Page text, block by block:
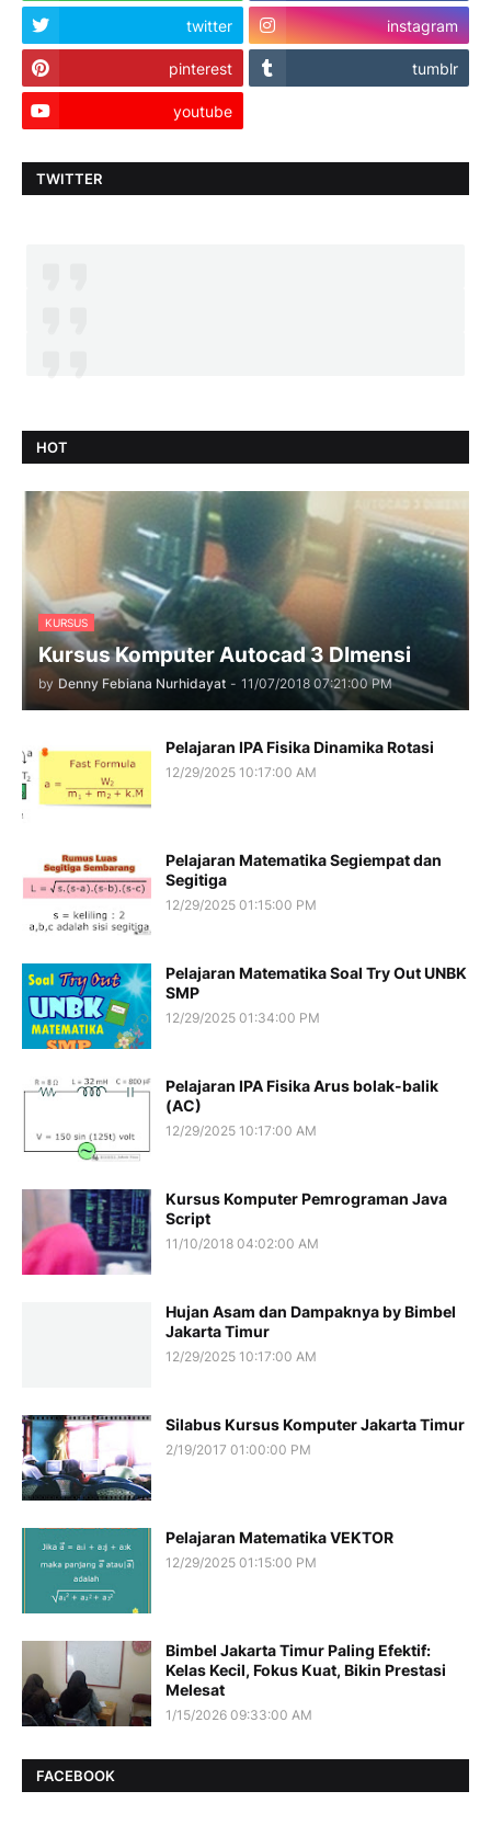
twitter instagram
pinterest tumblr
youtube
TWITTER
HOT
KURSUS
Kursus Komputer Autocad 3 DImensi
by Denny Febiana Nurhidayat - 11/07/2018 07:21:00 PM
Pelajaran IPA Fisika Dinamika Rotasi
12/29/2025 10:17:00 AM
Pelajaran Matematika Segiempat dan
Segitiga
12/29/2025 01:15:00 PM
Pelajaran Matematika Soal Try Out UNBK
SMP
12/29/2025 01:34:00 PM
Pelajaran IPA Fisika Arus bolak-balik
(AC)
12/29/2025 10:17:00 AM
Kursus Komputer Pemrograman Java
Script
11/10/2018 04:02:00 AM
Hujan Asam dan Dampaknya by Bimbel
Jakarta Timur
12/29/2025 10:17:00 AM
Silabus Kursus Komputer Jakarta Timur
2/19/2017 01:00:00 PM
Pelajaran Matematika VEKTOR
12/29/2025 01:15:00 PM
Bimbel Jakarta Timur Paling Efektif:
Kelas Kecil, Fokus Kuat, Bikin Prestasi
Melesat
1/15/2026 09:33:00 AM
FACEBOOK